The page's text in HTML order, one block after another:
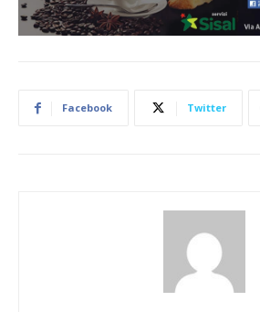
Facebook Twitter